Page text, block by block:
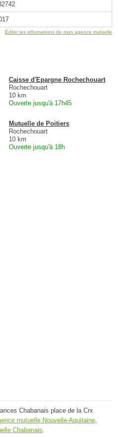
Éditer les informations de mon agence mutuelle
Caisse d'Epargne Rochechouart
Rochechouart
10 km
Ouverte jusqu'à 17h45
Mutuelle de Poitiers
Rochechouart
10 km
Ouverte jusqu'à 18h
Chabanais place de la Crx
mutuelle Nouvelle-Aquitaine,
Chabanais.